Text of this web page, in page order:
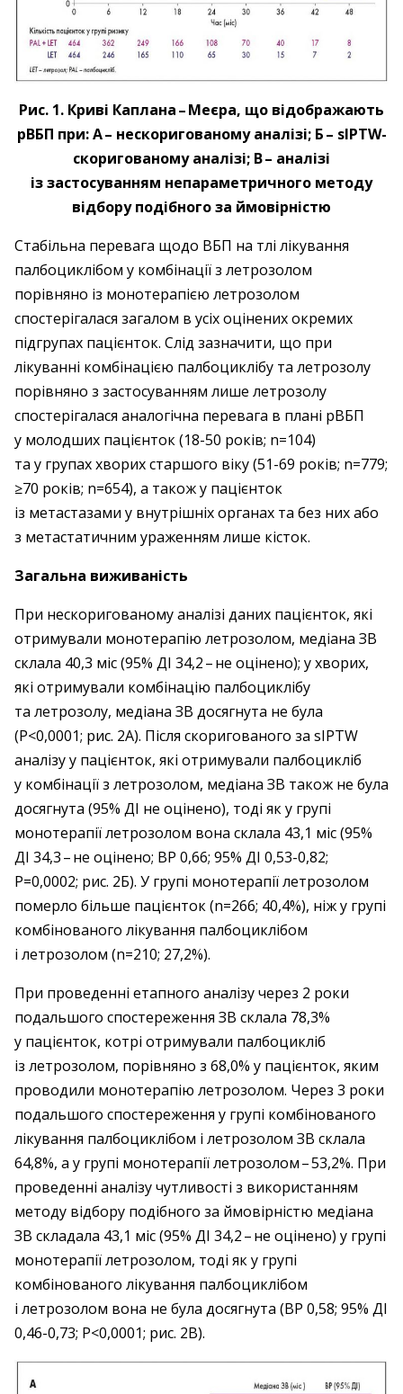
Рис. 1. Криві Каплана – ​Меєра, що відображають
рВБП при: А – нескоригованому аналізі; Б – sIPTW-
скоригованому аналізі; В – ​аналізі
із застосуванням непараметричного методу
відбору подібного за ймовірністю
Стабільна перевага щодо ВБП на тлі лікування
палбоциклібом у комбінації з летрозолом
порівняно із монотерапією летрозолом
спостерігалася загалом в усіх оцінених окремих
підгрупах пацієнток. Слід зазначити, що при
лікуванні комбінацією палбоциклібу та летрозолу
порівняно з застосуванням лише летрозолу
спостерігалася аналогічна перевага в плані рВБП
у молодших пацієнток (18-50 років; n=104)
та у групах хворих старшого віку (51-69 років; n=779;
≥70 років; n=654), а також у пацієнток
із метастазами у внутрішніх органах та без них або
з метастатичним ураженням лише кісток.
Загальна виживаність
При нескоригованому аналізі даних пацієнток, які
отримували монотерапію летрозолом, медіана ЗВ
склала 40,3 міс (95% ДІ 34,2 – ​не оцінено); у хворих,
які отримували комбінацію палбоциклібу
та летрозолу, медіана ЗВ досягнута не була
(P<0,0001; рис. 2A). Після скоригованого за sIPTW
аналізу у пацієнток, які отримували палбоцикліб
у комбінації з летрозолом, медіана ЗВ також не була
досягнута (95% ДІ не оцінено), тоді як у групі
монотерапії летрозолом вона склала 43,1 міс (95%
ДІ 34,3 – ​не оцінено; ВР 0,66; 95% ДІ 0,53-0,82;
P=0,0002; рис. 2Б). У групі монотерапії летрозолом
померло більше пацієнток (n=266; 40,4%), ніж у групі
комбінованого лікування палбоциклібом
і летрозолом (n=210; 27,2%).
При проведенні етапного аналізу через 2 роки
подальшого спостереження ЗВ склала 78,3%
у пацієнток, котрі отримували палбоцикліб
із летрозолом, порівняно з 68,0% у пацієнток, яким
проводили монотерапію летрозолом. Через 3 роки
подальшого спостереження у групі комбінованого
лікування палбоциклібом і летрозолом ЗВ склала
64,8%, а у групі монотерапії летрозолом – ​53,2%. При
проведенні аналізу чутливості з використанням
методу відбору подібного за ймовірністю медіана
ЗВ складала 43,1 міс (95% ДІ 34,2 – ​не оцінено) у групі
монотерапії летрозолом, тоді як у групі
комбінованого лікування палбоциклібом
і летрозолом вона не була досягнута (ВР 0,58; 95% ДІ
0,46-0,73; P<0,0001; рис. 2В).